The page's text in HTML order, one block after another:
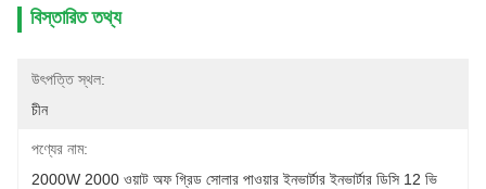
বিস্তারিত তথ্য
উৎপত্তি স্থল:
চীন
পণ্যের নাম:
2000W 2000 ওয়াট অফ গ্রিড সোলার পাওয়ার ইনভার্টার ইনভার্টার ডিসি 12 ভি